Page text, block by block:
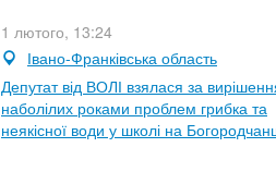
1 лютого, 13:24
Івано-Франківська область
Депутат від ВОЛІ взялася за
наболілих роками проблем грибка та
неякісної води у школі на